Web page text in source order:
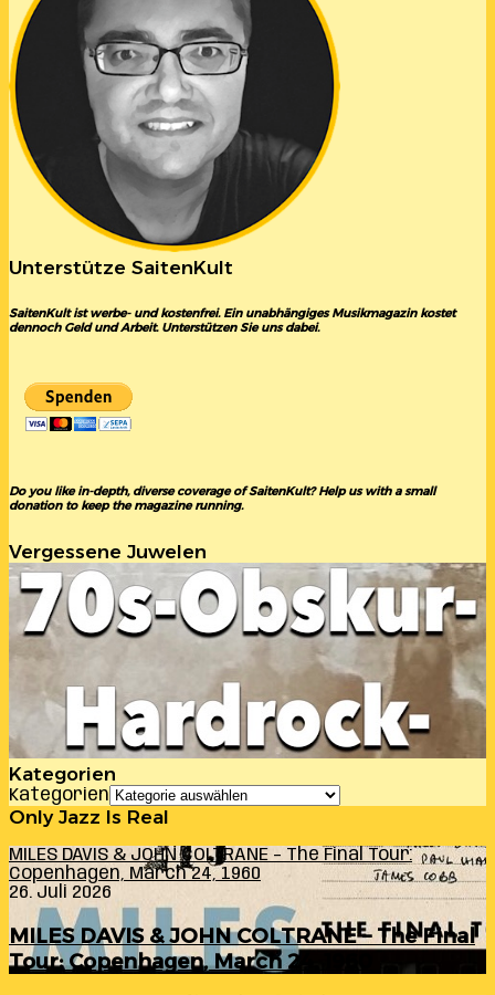
Unterstütze SaitenKult
SaitenKult ist werbe- und kostenfrei. Ein unabhängiges Musikmagazin kostet
dennoch Geld und Arbeit. Unterstützen Sie uns dabei.
Do you like in-depth, diverse coverage of SaitenKult? Help us with a small
donation to keep the magazine running.
Vergessene Juwelen
Kategorien
Kategorien
Only Jazz Is Real
MILES DAVIS & JOHN COLTRANE – The Final Tour:
Copenhagen, March 24, 1960
26. Juli 2026
MILES DAVIS & JOHN COLTRANE – The Final
Tour: Copenhagen, March 24, 1960